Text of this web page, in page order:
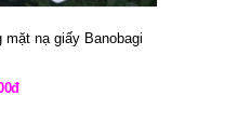
nạ giấy Banobagi